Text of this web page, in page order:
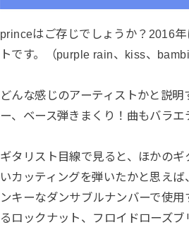
princeはご存じでしょうか？2016
トです。（purple rain、kiss、
どんな感じのアーティストかと説
ー、ベース弾きまくり！曲もバラエ
ギタリスト目線で見ると、ほかの
いカッティングを弾いたかと思え
ンキーなダンサブルナンバーで使
るロックナット、フロイドローズ